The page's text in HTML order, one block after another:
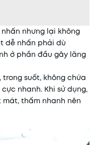
nhưng lại không
dễ nhấn phải dù
ở phần đầu gây lãng
suốt, không chứa
nhanh. Khi sử dụng,
thấm nhanh nên